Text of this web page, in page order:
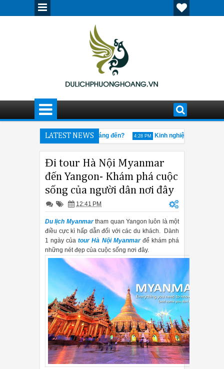
LATEST NEWS
Cửu Trại Câu mùa đông có gì đáng đến? 4:28 PM
Kinh nghiệm khi tham gia
Đi tour Hà Nội Myanmar
đến Yangon- Khám phá cuộc
sống của người dân nơi đây
12:41 PM
Du lịch Myanmartham quan Yangon luôn là một
điều cực kì hấp dẫn đối với các du khách. Dành
1 ngày của tour Hà Nội Myanmar để khám phá
những nét đẹp của cuộc sống nơi đây.